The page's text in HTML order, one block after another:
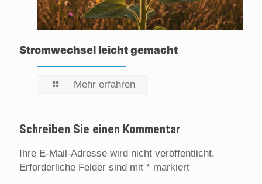
Stromwechsel leicht gemacht
Mehr erfahren
Schreiben Sie einen Kommentar
Ihre E-Mail-Adresse wird nicht veröffentlicht.
Erforderliche Felder sind mit * markiert